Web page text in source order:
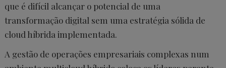
que é difícil alcançar o potencial de uma
transformação digital sem uma estratégia sólida de
cloud híbrida implementada.
A gestão de operações empresariais complexas num